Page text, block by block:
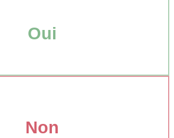
Oui
Non